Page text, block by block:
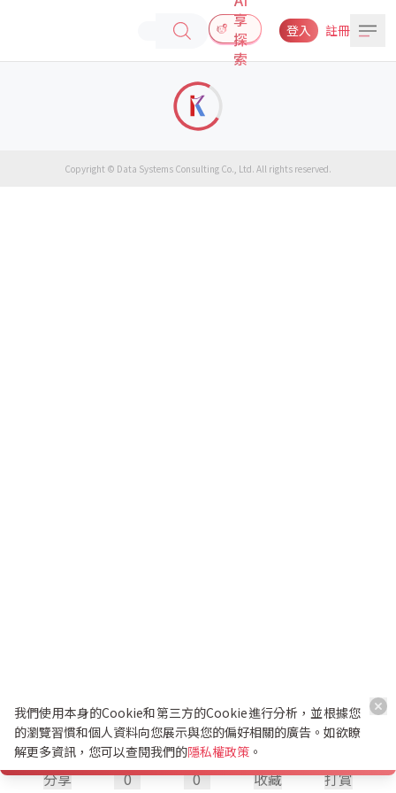
享
探
索
登入 註冊
分享 0 0 收藏 打賞
Copyright © Data Systems Consulting Co., Ltd. All rights reserved.
我們使用本身的Cookie和第三方的Cookie進行分析，並根據您
的瀏覽習慣和個人資料向您展示與您的偏好相關的廣告。如欲瞭
解更多資訊，您可以查閱我們的隱私權政策 。